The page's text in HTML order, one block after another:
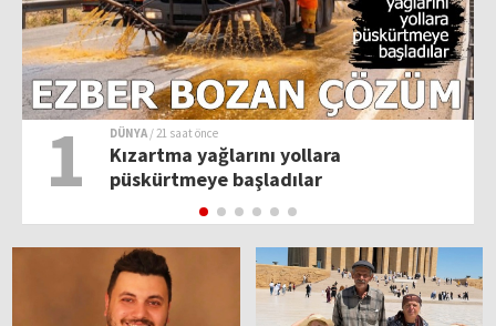
1 DÜNYA / 21 saat önce
Kızartma yağlarını yollara
püskürtmeye başladılar